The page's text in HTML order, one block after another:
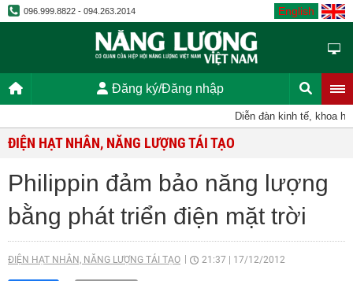
096.999.8822 - 094.263.2014 English
Đăng ký/Đăng nhập
Diễn đàn kinh tế, khoa
ĐIỆN HẠT NHÂN, NĂNG LƯỢNG TÁI TẠO
Philippin đảm bảo năng lượng
bằng phát triển điện mặt trời
ĐIỆN HẠT NHÂN, NĂNG LƯỢNG TÁI TẠO 21:37 17/12/2012